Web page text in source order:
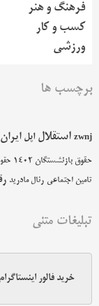
فرهنگ و هنر
کسب و کار
ورزشی
برچسب ها
zwnj استقلال اپل ایران
حقوق بازنشستگان 1402
تامین اجتماعی رئال مادرید
تبلیغات متنی
خرید فالور اینستاگرام